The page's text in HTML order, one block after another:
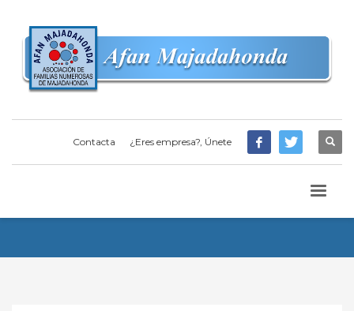
Contacta ¿Eres empresa?, Únete